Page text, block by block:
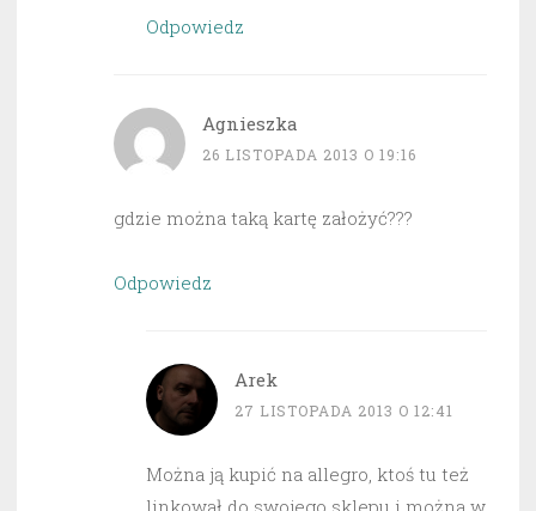
Odpowiedz
Agnieszka
26 LISTOPADA 2013 O 19:16
gdzie można taką kartę założyć???
Odpowiedz
Arek
27 LISTOPADA 2013 O 12:41
Można ją kupić na allegro, ktoś tu też